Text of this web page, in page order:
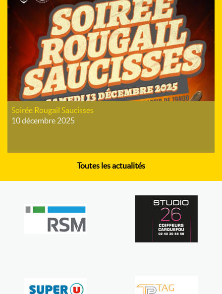
Soirée Rougail Saucisses
10 décembre 2025
Toutes les actualités